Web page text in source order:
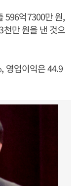
596억7300만 원,
만 원을 낸 것으
영업이익은 44.9